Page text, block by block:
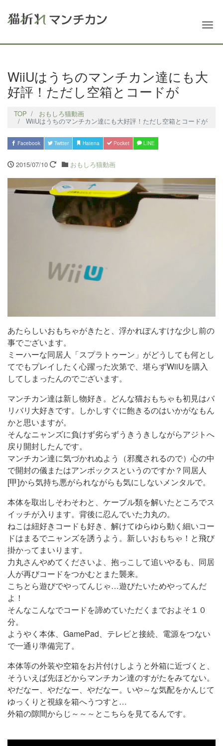
WiiUはうちのマンチカン達にも大
好評！ただし空箱とコードが
TOP おもしろ猫動画
WiiUはうちのマンチカン達にも大好評！ただし空箱とコードが
Facebook Twitter Hatena Pocket LINE
2015/07/10 おもしろ猫動画
あたらしいおもちゃがきたと、浮かれぽんすけな少し前の
事でございます。
ミーハーな同居人「スプラトゥーン」がどうしても何とし
てでもプレイしたく心躍った次第で、堪らずWiiUを購入
してしまったんのでございます。
マンチカン達は新し物好き。どんな猫おもちゃも初見はバ
リバリ大好きです。しかしすぐに飽きるのはいかがなもん
かと思いますが。
そんなニャンズに負けず劣らずうきうきしながらアジトへ
戻り開封したんです。
マンチカン達に気づかれぬよう（邪魔されるので）心の中
で開封の儀またはアンボックスというのですか？同居人
[甲]から気持ち悪がられながらも気にしないメンタルで。
本体を取出しそわそわと、ケーブル類を解いたところでス
イッチが入ります。背後に忍んでいた力丸の。
ねこは紐好きコードも好き、解けてゆらゆら動く細いコー
ドはまるでニャンズを誘うよう。新しいおもちゃ！と飛び
掛かってまいります。
力丸さんやめてくださいよ、抱っこして追いやるも、同居
人が再びコードをつかむとまた襲来。
こちとら遊びでやってんじゃ…遊びたいためやってんだ
よ！
そんなこんなでコードを諦めていただくまでおよそ１０
分。
ようやく本体、GamePad、テレビと接続、電源をつない
で一通り準備完了。
本体等の外装や空箱をお片付けしようと外箱に近づくと、
そういえば先ほどからマンチカン達のすがたをみてない。
やだなー、やだなー、やだなー。いや～な気配をかんじて
ゆっくりと視線を箱へうつすと…
外箱の隙間からじ～～～とこちらを見てるんです。